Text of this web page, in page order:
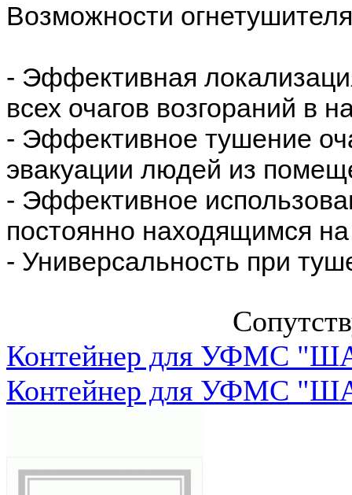
Возможности
- Эффективная
всех очагов возгораний в
- Эффективное тушение
эвакуации людей из
- Эффективное
постоянно находящимся
- Универсальность при
Контейнер для УФМС
Контейнер для УФМС